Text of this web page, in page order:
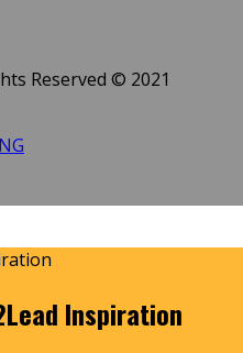
Reserved © 2021
Inspiration